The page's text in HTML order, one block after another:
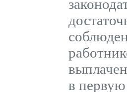
в первую